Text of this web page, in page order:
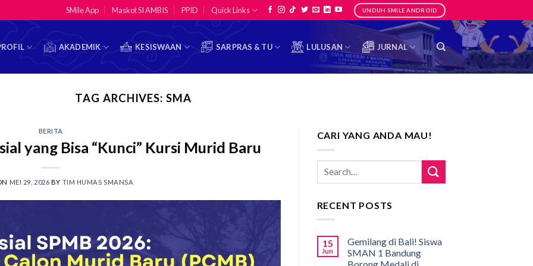
SMile App Maskot SI AMBIS PPID Quick Links UNDUH SMILE ANDROID
AKADEMIK KESISWAAN SARPRAS & TU LULUSAN JURNAL
TAG ARCHIVES:SMA
BERITA
yang Bisa “Kunci” Kursi Murid Baru
MEI 29, 2026 BY TIM HUMAS SMANSA
CARI YANG ANDA MAU!
RECENT POSTS
15
Jun
Gemilang di Bali! Siswa
SMAN 1 Bandung